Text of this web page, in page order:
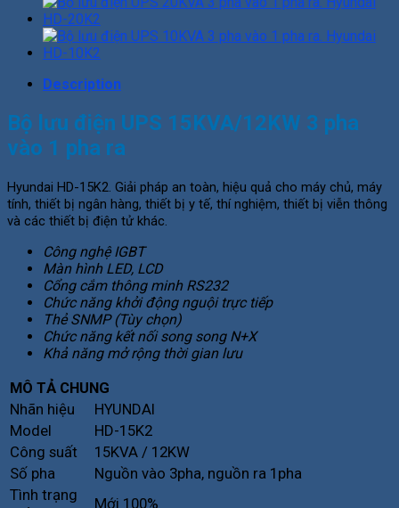
Description
Bộ lưu điện UPS 15KVA/12KW 3 pha
vào 1 pha ra
Hyundai HD-15K2. Giải pháp an toàn, hiệu quả cho máy chủ, máy
tính, thiết bị ngân hàng, thiết bị y tế, thí nghiệm, thiết bị viễn thông
và các thiết bị điện tử khác.
Công nghệ IGBT
Màn hình LED, LCD
Cổng cắm thông minh RS232
Chức năng khởi động nguội trực tiếp
Thẻ SNMP (Tùy chọn)
Chức năng kết nối song song N+X
Khả năng mở rộng thời gian lưu
MÔ TẢ CHUNG
Nhãn hiệu
HYUNDAI
Model
HD-15K2
Công suất
15KVA / 12KW
Số pha
Nguồn vào 3pha, nguồn ra 1pha
Tình trạng
Mới 100%